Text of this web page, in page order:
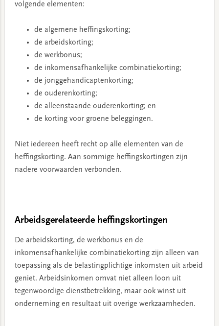
volgende elementen:
de algemene heffingskorting;
de arbeidskorting;
de werkbonus;
de inkomensafhankelijke combinatiekorting;
de jonggehandicaptenkorting;
de ouderenkorting;
de alleenstaande ouderenkorting; en
de korting voor groene beleggingen.
Niet iedereen heeft recht op alle elementen van de
heffingskorting. Aan sommige heffingskortingen zijn
nadere voorwaarden verbonden.
Arbeidsgerelateerde heffingskortingen
De arbeidskorting, de werkbonus en de
inkomensafhankelijke combinatiekorting zijn alleen van
toepassing als de belastingplichtige inkomsten uit arbeid
geniet. Arbeidsinkomen omvat niet alleen loon uit
tegenwoordige dienstbetrekking, maar ook winst uit
onderneming en resultaat uit overige werkzaamheden.